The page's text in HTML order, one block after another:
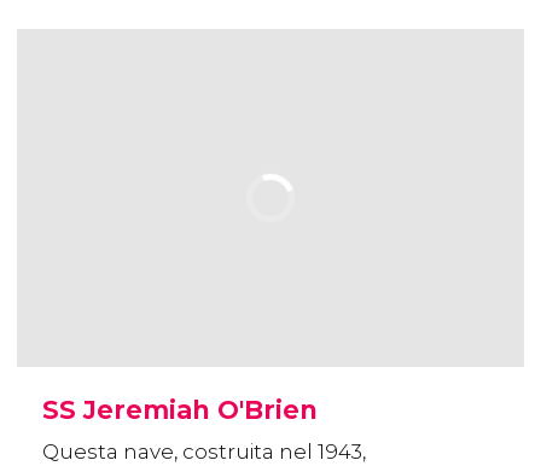
SS Jeremiah O'Brien
Questa nave, costruita nel 1943,